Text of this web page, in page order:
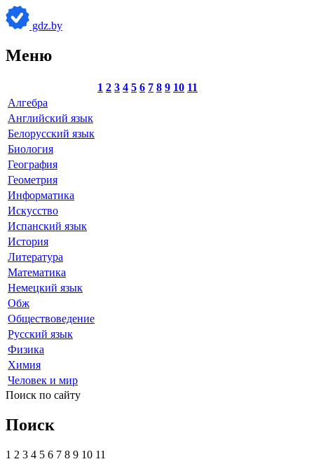
gdz.by
Меню
1 2 3 4 5 6 7 8 9 10 11
Алгебра
Английский язык
Белорусский язык
Биология
География
Геометрия
Информатика
Искусство
Испанский язык
История
Литература
Математика
Немецкий язык
Обж
Обществоведение
Русский язык
Физика
Химия
Человек и мир
Поиск по сайту
Поиск
1 2 3 4 5 6 7 8 9 10 11